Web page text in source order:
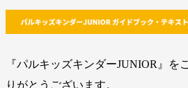
『パルキッズキンダーJUNIOR』を
りがとうございます。